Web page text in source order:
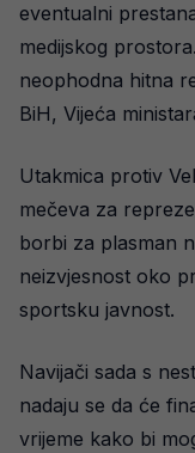
eventualni
medijskog
neophodna hitna
BiH, Vijeća
Utakmica protiv
mečeva za
borbi za plasman
neizvjesnost oko
sportsku javnost.
Navijači sada s
nadaju se da će
vrijeme kako bi